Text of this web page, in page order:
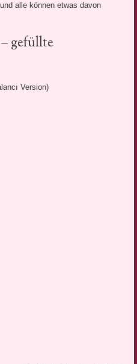
alle können etwas davon
gefüllte
Version)